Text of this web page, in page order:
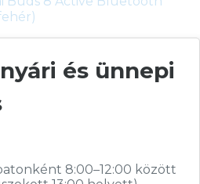
3D tervező PC (Core Ultra
2TB SSD, RTX5060Ti, Win
AL17-31P-35T2 notebook
és ünnepi
8:00–12:00 között